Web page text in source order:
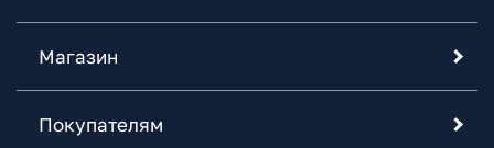
Магазин
Покупателям